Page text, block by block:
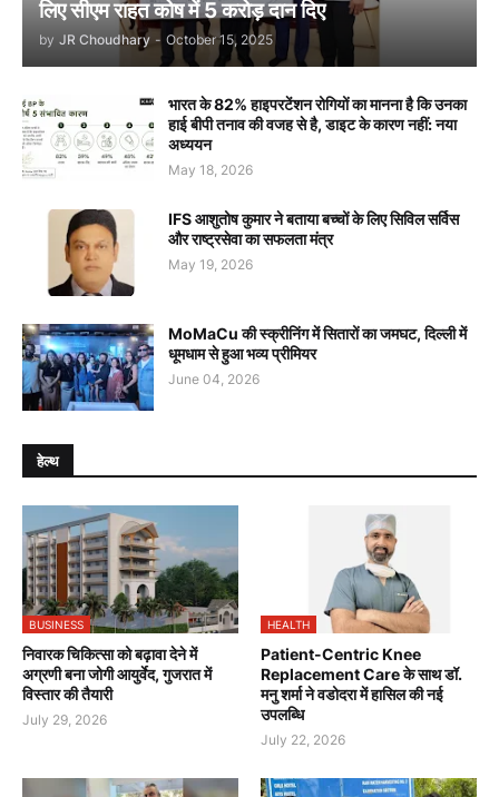
लिए सीएम राहत कोष में 5 करोड़ दान दिए
by JR Choudhary - October 15, 2025
भारत के 82% हाइपरटेंशन रोगियों का मानना है कि उनका
हाई बीपी तनाव की वजह से है, डाइट के कारण नहीं: नया
अध्ययन
May 18, 2026
IFS आशुतोष कुमार ने बताया बच्चों के लिए सिविल सर्विस
और राष्ट्रसेवा का सफलता मंत्र
May 19, 2026
MoMaCu की स्क्रीनिंग में सितारों का जमघट, दिल्ली में
धूमधाम से हुआ भव्य प्रीमियर
June 04, 2026
हेल्थ
BUSINESS
निवारक चिकित्सा को बढ़ावा देने में
अग्रणी बना जोगी आयुर्वेद, गुजरात में
विस्तार की तैयारी
July 29, 2026
HEALTH
Patient-Centric Knee
Replacement Care के साथ डॉ.
मनु शर्मा ने वडोदरा में हासिल की नई
उपलब्धि
July 22, 2026